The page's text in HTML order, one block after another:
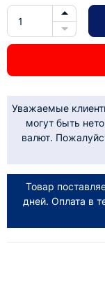
Уважаемые
могут быть
валют.
Товар
дней. Оплата в